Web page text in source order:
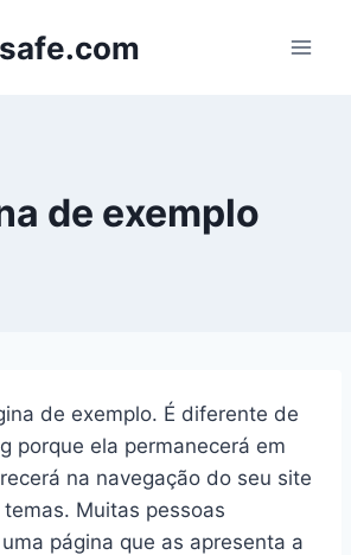
de exemplo
de exemplo. É diferente de
porque ela permanecerá em
na navegação do seu site
Muitas pessoas
página que as apresenta a